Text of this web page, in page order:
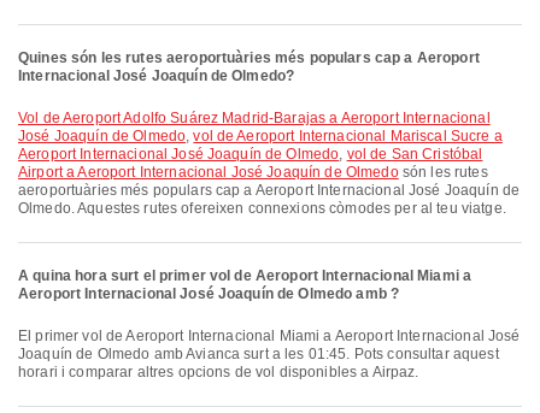
Quines són les rutes aeroportuàries més populars cap a Aeroport
Internacional José Joaquín de Olmedo?
vol de Aeroport Adolfo Suárez Madrid-Barajas a Aeroport Internacional
José Joaquín de Olmedo,vol de Aeroport Internacional Mariscal Sucre a
Aeroport Internacional José Joaquín de Olmedo, vol de San Cristóbal
Airport a Aeroport Internacional José Joaquín de Olmedosón les rutes
aeroportuàries més populars cap a Aeroport Internacional José Joaquín de
Olmedo. Aquestes rutes ofereixen connexions còmodes per al teu viatge.
A quina hora surt el primer vol de Aeroport Internacional Miami a
Aeroport Internacional José Joaquín de Olmedo amb ?
El primer vol de Aeroport Internacional Miami a Aeroport Internacional José
Joaquín de Olmedo amb Avianca surt a les 01:45. Pots consultar aquest
horari i comparar altres opcions de vol disponibles a Airpaz.